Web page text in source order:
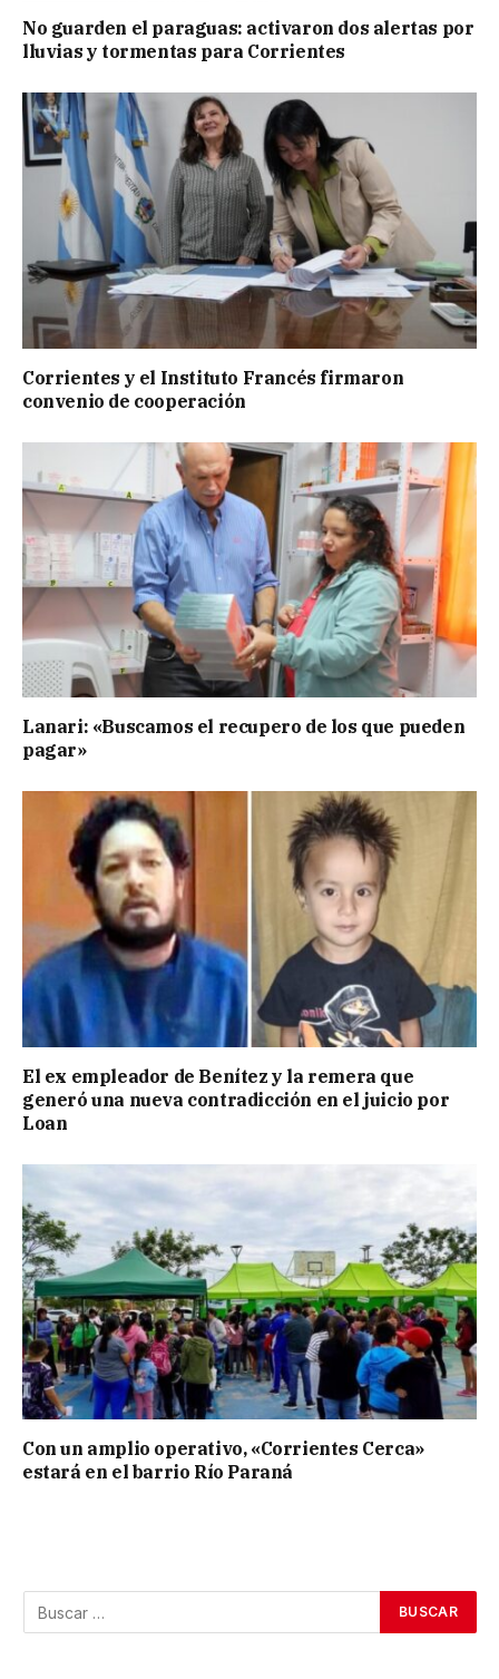
No guarden el paraguas: activaron dos alertas por
lluvias y tormentas para Corrientes
Corrientes y el Instituto Francés firmaron
convenio de cooperación
Lanari: «Buscamos el recupero de los que pueden
pagar»
El ex empleador de Benítez y la remera que
generó una nueva contradicción en el juicio por
Loan
Con un amplio operativo, «Corrientes Cerca»
estará en el barrio Río Paraná